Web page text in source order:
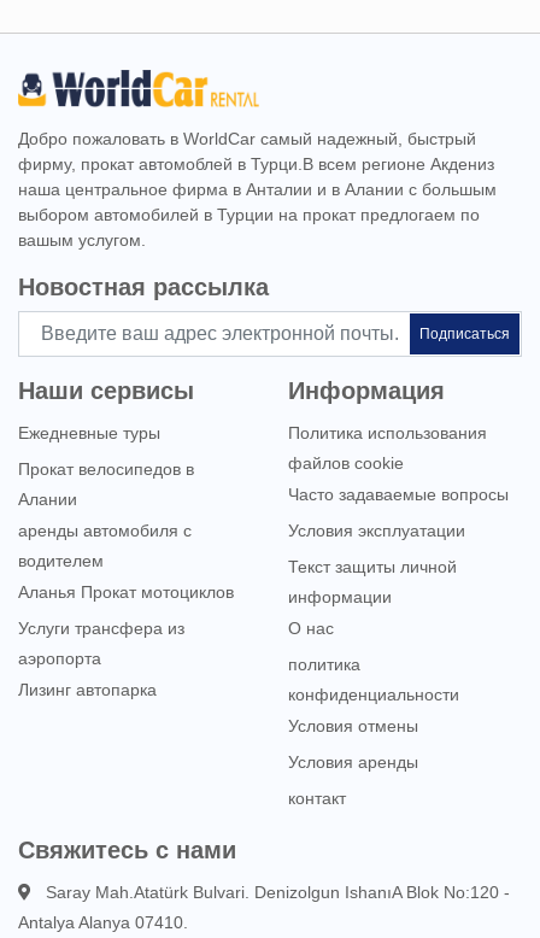
Добро пожаловать в WorldCar самый надежный, быстрый
фирму, прокат автомоблей в Турци.В всем регионе Акдениз
наша центральное фирма в Анталии и в Алании с большым
выбором автомобилей в Турции на прокат предлогаем по
вашым услугом.
Новостная рассылка
Подписаться
Наши сервисы
Ежедневные туры
Прокат велосипедов в
Алании
аренды автомобиля с
водителем
Аланья Прокат мотоциклов
Услуги трансфера из
аэропорта
Лизинг автопарка
Информация
Политика использования
файлов cookie
Часто задаваемые вопросы
Условия эксплуатации
Текст защиты личной
информации
О нас
политика
конфиденциальности
Условия отмены
Условия аренды
контакт
Свяжитесь с нами
Saray Mah.Atatürk Bulvari. Denizolgun IshanıA Blok No:120 -
Antalya Alanya 07410.